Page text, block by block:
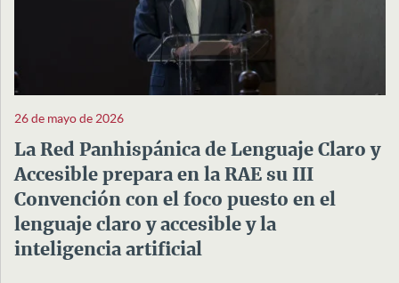
26 de mayo de 2026
La Red Panhispánica de Lenguaje Claro y
Accesible prepara en la RAE su III
Convención con el foco puesto en el
lenguaje claro y accesible y la
inteligencia artificial